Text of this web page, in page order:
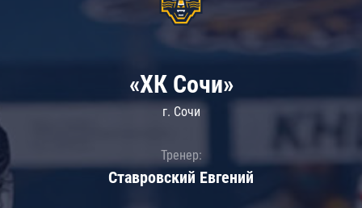
«ХК Сочи»
г. Сочи
Тренер:
Ставровский Евгений